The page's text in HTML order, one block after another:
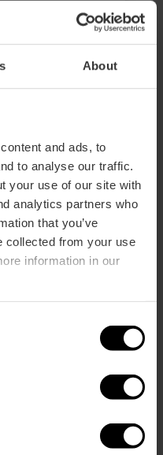
About
and ads, to
to analyse our traffic.
your use of our site with
analytics partners who
that you’ve
collected from your use
information in our
impara a